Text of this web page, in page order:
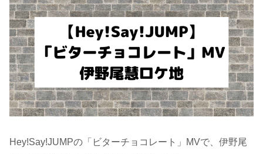
Hey!Say!JUMPの「ビターチョコレート」MVで、伊野尾